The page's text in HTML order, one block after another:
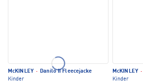
McKINLEY · Danilo II Fleecejacke
Kinder
McKINLEY ·
Kinder